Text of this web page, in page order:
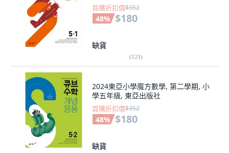
首購折扣價$352
48% $180
缺貨
(123)
2024東亞小學魔方數學, 第二學期, 小
學五年級, 東亞出版社
首購折扣價$352
48% $180
缺貨